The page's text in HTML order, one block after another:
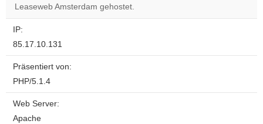
Leaseweb Amsterdam gehostet.
IP:
85.17.10.131
Präsentiert von:
PHP/5.1.4
Web Server:
Apache